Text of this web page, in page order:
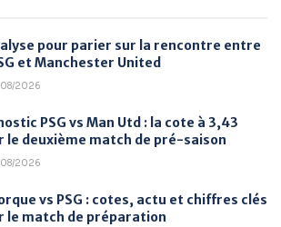
pour parier sur la rencontre entre
et Manchester United
2026
PSG vs Man Utd : la cote à 3,43
le deuxième match de pré-saison
2026
vs PSG : cotes, actu et chiffres clés
le match de préparation